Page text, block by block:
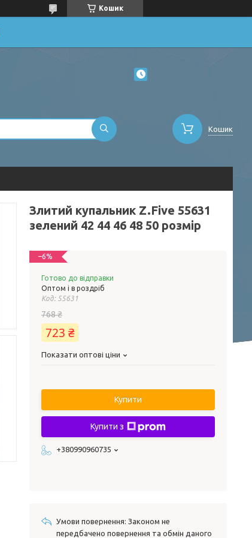
Кошик
Кошик
Злитий купальник Z.Five 55631
зелений 42 44 46 48 50 розмір
–6%
Готово до відправки
Оптом і в роздріб
Код: 55631
768 ₴
723 ₴
Показати оптові ціни
Купити
Купити з
+380990960735
Законом не
передбачено повернення та обмін даного